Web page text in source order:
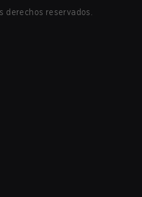
derechos reservados.